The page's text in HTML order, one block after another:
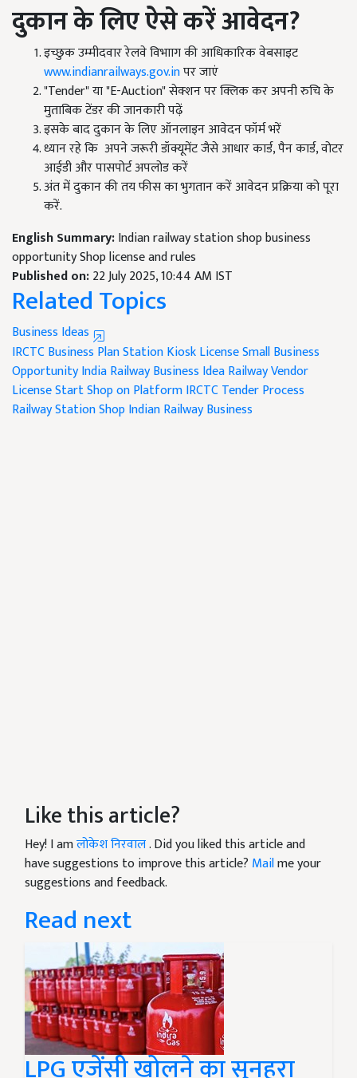
दुकान के लिए ऐसे करें आवेदन?
इच्छुक उम्मीदवार रेलवे विभााग की आधिकारिक वेबसाइट
www.indianrailways.gov.inपर जाएं
"Tender" या "E-Auction" सेक्शन पर क्लिक कर अपनी रुचि के
मुताबिक टेंडर की जानकारी पढ़ें
इसके बाद दुकान के लिए ऑनलाइन आवेदन फॉर्म भरें
ध्यान रहे कि अपने जरूरी डॉक्यूमेंट जैसे आधार कार्ड, पैन कार्ड, वोटर
आईडी और पासपोर्ट अपलोड करें
अंत में दुकान की तय फीस का भुगतान करें आवेदन प्रक्रिया को पूरा
करें.
English Summary:Indian railway station shop business
opportunity Shop license and rules
Published on:22 July 2025, 10:44 AM IST
Related Topics
Business Ideas
IRCTC Business PlanStation Kiosk LicenseSmall Business
Opportunity IndiaRailway Business IdeaRailway Vendor
LicenseStart Shop on PlatformIRCTC Tender Process
Railway Station ShopIndian Railway Business
Like this article?
Hey! I amलोकेश निरवाल. Did you liked this article and
have suggestions to improve this article? Mailme your
suggestions and feedback.
Read next